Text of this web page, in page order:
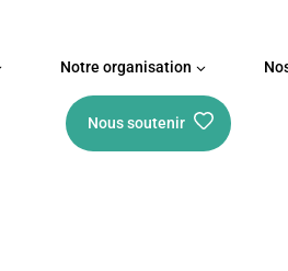
Notre organisation
Nous soutenir